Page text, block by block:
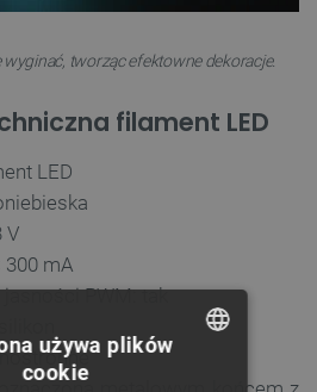
tworząc efektowne dekoracje.
filament LED
LED
V
300 mA
PWM: tak
używa plików
cookie